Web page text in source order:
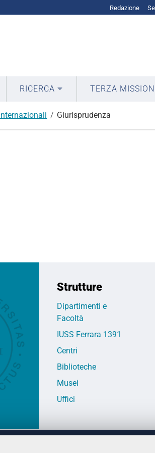
Redazione
RICERCA TERZA
Giurisprudenza
Strutture
Dipartimenti e
Facoltà
IUSS Ferrara 1391
Centri
Biblioteche
Musei
Uffici